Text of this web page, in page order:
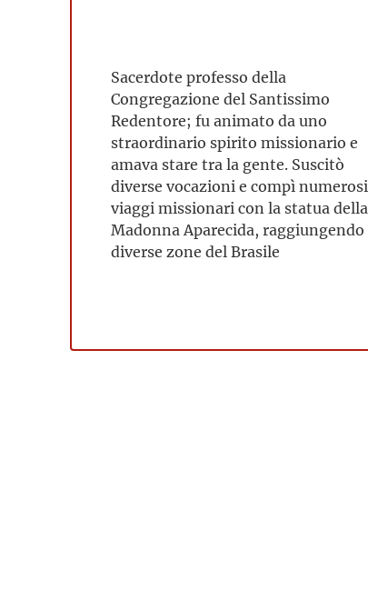
Sacerdote professo della
Congregazione del Santissimo
Redentore; fu animato da uno
straordinario spirito missionario e
amava stare tra la gente. Suscitò
diverse vocazioni e compì numerosi
viaggi missionari con la statua della
Madonna Aparecida, raggiungendo
diverse zone del Brasile